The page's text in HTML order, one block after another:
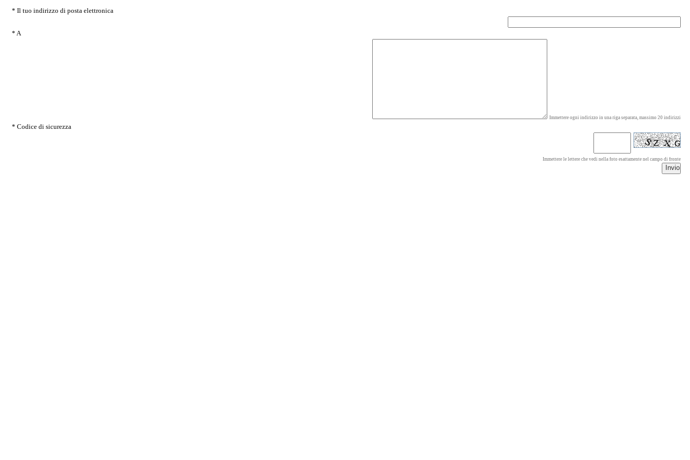
* Il tuo indirizzo di posta elettronica
* A
Immettere ogni indirizzo in una riga separata, massimo 20 indirizzi
* Codice di sicurezza
Immettere le lettere che vedi nella foto esattamente nel campo di fronte